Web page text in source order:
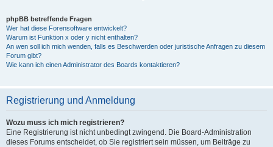
phpBB betreffende Fragen
Wer hat diese Forensoftware entwickelt?
Warum ist Funktion x oder y nicht enthalten?
An wen soll ich mich wenden, falls es Beschwerden oder juristische Anfragen zu diesem
Forum gibt?
Wie kann ich einen Administrator des Boards kontaktieren?
Registrierung und Anmeldung
Wozu muss ich mich registrieren?
Eine Registrierung ist nicht unbedingt zwingend. Die Board-Administration
dieses Forums entscheidet, ob Sie registriert sein müssen, um Beiträge zu